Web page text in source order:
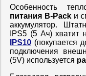
Особенность
питания B-Pack и
аккумулятор.
IPS5 (5 Ач) хватит
IPS10 (покупается
подключения
(5V) используется